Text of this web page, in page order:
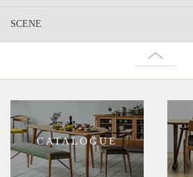
SCENE
CATALOGUE